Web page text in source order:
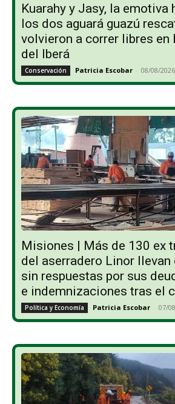
Kuarahy y Jasy, la emotiva
los dos aguará guazú
volvieron a correr libres en
del Iberá
Conservación Patricia Escobar - 08/08/2026
Misiones | Más de 130 ex
del aserradero Linor llevan
sin respuestas por sus
e indemnizaciones tras el
Política y Economía Patricia Escobar - 07/